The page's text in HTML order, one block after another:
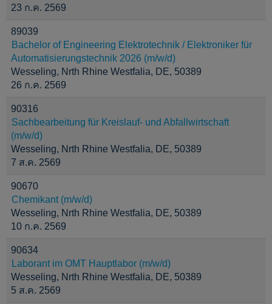
23 ก.ค. 2569
89039
Bachelor of Engineering Elektrotechnik / Elektroniker für
Automatisierungstechnik 2026 (m/w/d)
Wesseling, Nrth Rhine Westfalia, DE, 50389
26 ก.ค. 2569
90316
Sachbearbeitung für Kreislauf- und Abfallwirtschaft
(m/w/d)
Wesseling, Nrth Rhine Westfalia, DE, 50389
7 ส.ค. 2569
90670
Chemikant (m/w/d)
Wesseling, Nrth Rhine Westfalia, DE, 50389
10 ก.ค. 2569
90634
Laborant im OMT Hauptlabor (m/w/d)
Wesseling, Nrth Rhine Westfalia, DE, 50389
5 ส.ค. 2569